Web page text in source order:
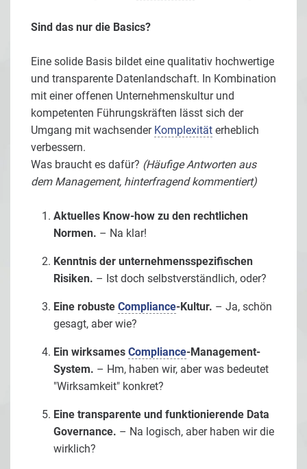
Sind das nur die Basics?
Eine solide Basis bildet eine qualitativ hochwertige
und transparente Datenlandschaft. In Kombination
mit einer offenen Unternehmenskultur und
kompetenten Führungskräften lässt sich der
Umgang mit wachsender Komplexität erheblich
verbessern.
Was braucht es dafür? (Häufige Antworten aus
dem Management, hinterfragend kommentiert)
Aktuelles Know-how zu den rechtlichen
Normen. – Na klar!
Kenntnis der unternehmensspezifischen
Risiken. – Ist doch selbstverständlich, oder?
Eine robuste Compliance-Kultur. – Ja, schön
gesagt, aber wie?
Ein wirksames Compliance-Management-
System. – Hm, haben wir, aber was bedeutet
"Wirksamkeit" konkret?
Eine transparente und funktionierende Data
Governance. – Na logisch, aber haben wir die
wirklich?